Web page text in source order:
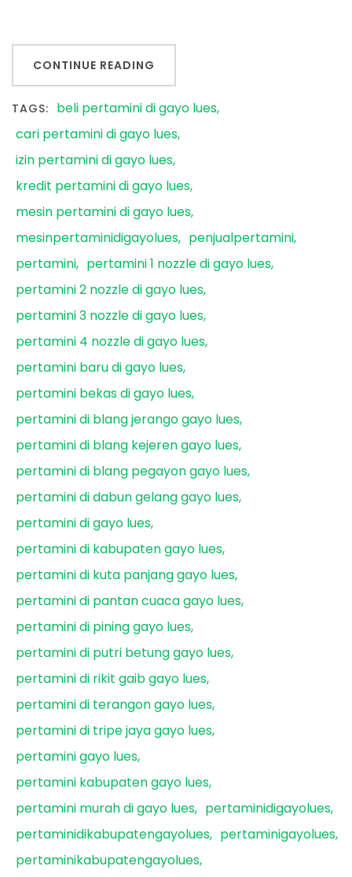
CONTINUE READING
TAGS: beli pertamini di gayo lues
cari pertamini di gayo lues
izin pertamini di gayo lues
kredit pertamini di gayo lues
mesin pertamini di gayo lues
mesinpertaminidigayolues
penjualpertamini
pertamini
pertamini 1 nozzle di gayo lues
pertamini 2 nozzle di gayo lues
pertamini 3 nozzle di gayo lues
pertamini 4 nozzle di gayo lues
pertamini baru di gayo lues
pertamini bekas di gayo lues
pertamini di blang jerango gayo lues
pertamini di blang kejeren gayo lues
pertamini di blang pegayon gayo lues
pertamini di dabun gelang gayo lues
pertamini di gayo lues
pertamini di kabupaten gayo lues
pertamini di kuta panjang gayo lues
pertamini di pantan cuaca gayo lues
pertamini di pining gayo lues
pertamini di putri betung gayo lues
pertamini di rikit gaib gayo lues
pertamini di terangon gayo lues
pertamini di tripe jaya gayo lues
pertamini gayo lues
pertamini kabupaten gayo lues
pertamini murah di gayo lues
pertaminidigayolues
pertaminidikabupatengayolues
pertaminigayolues
pertaminikabupatengayolues